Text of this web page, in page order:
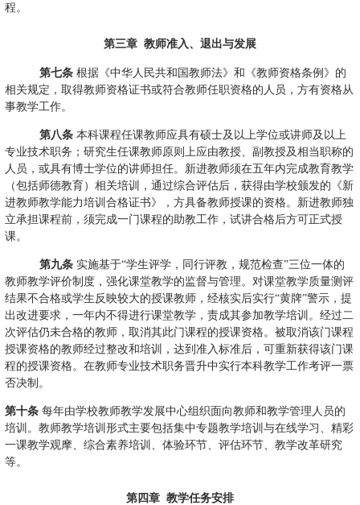
程。
第三章 教师准入、退出与发展
第七条 根据《中华人民共和国教师法》和《教师资格条例》的
相关规定，取得教师资格证书或符合教师任职资格的人员，方有资格从
事教学工作。
第八条 本科课程任课教师应具有硕士及以上学位或讲师及以上
专业技术职务；研究生任课教师原则上应由教授、副教授及相当职称的
人员，或具有博士学位的讲师担任。新进教师须在五年内完成教育教学
（包括师德教育）相关培训，通过综合评估后，获得由学校颁发的《新
进教师教学能力培训合格证书》，方具备教师授课的资格。新进教师独
立承担课程前，须完成一门课程的助教工作，试讲合格后方可正式授
课。
第九条 实施基于“学生评学，同行评教，规范检查”三位一体的
教师教学评价制度，强化课堂教学的监督与管理。对课堂教学质量测评
结果不合格或学生反映较大的授课教师，经核实后实行“黄牌”警示，提
出改进要求，一年内不得进行课堂教学，责成其参加教学培训。经过二
次评估仍未合格的教师，取消其此门课程的授课资格。被取消该门课程
授课资格的教师经过整改和培训，达到准入标准后，可重新获得该门课
程的授课资格。在教师专业技术职务晋升中实行本科教学工作考评一票
否决制。
第十条 每年由学校教师教学发展中心组织面向教师和教学管理人员的
培训。教师教学培训形式主要包括集中专题教学培训与在线学习、精彩
一课教学观摩、综合素养培训、体验环节、评估环节、教学改革研究
等。
第四章 教学任务安排